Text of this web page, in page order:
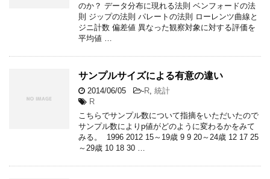
のか？ データ分布に現れる法則 ベンフォードの法
則 ジップの法則 パレートの法則 ローレンツ曲線と
ジニ計数 偏差値 異なった観察対象に対する評価を
平均値 …
サンプルサイズによる有意の違い
2014/06/05 -R 統計
R
こちらでサンプル数について指摘をいただいたので
サンプル数によりp値がどのように変わるかをみて
みる。 1996 2012 15～19歳 9 9 20～24歳 12 17 25
～29歳 10 18 30 …